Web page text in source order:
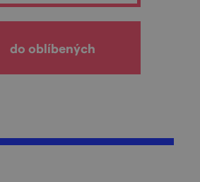
do oblíbených